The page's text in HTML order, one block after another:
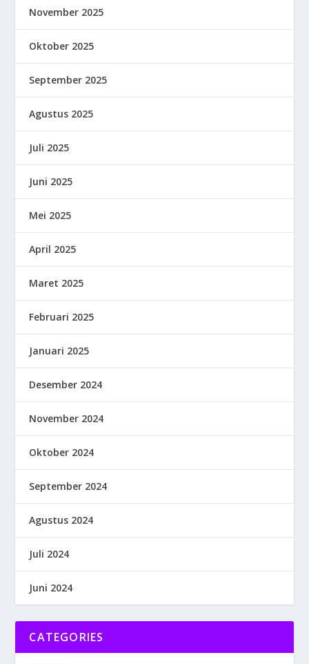
November 2025
Oktober 2025
September 2025
Agustus 2025
Juli 2025
Juni 2025
Mei 2025
April 2025
Maret 2025
Februari 2025
Januari 2025
Desember 2024
November 2024
Oktober 2024
September 2024
Agustus 2024
Juli 2024
Juni 2024
CATEGORIES